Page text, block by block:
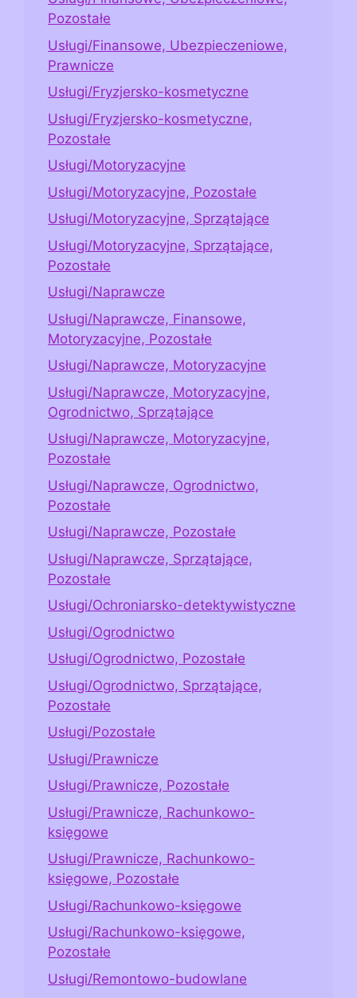
Pozostałe
Usługi/Finansowe, Ubezpieczeniowe,
Prawnicze
Usługi/Fryzjersko-kosmetyczne
Usługi/Fryzjersko-kosmetyczne,
Pozostałe
Usługi/Motoryzacyjne
Usługi/Motoryzacyjne, Pozostałe
Usługi/Motoryzacyjne, Sprzątające
Usługi/Motoryzacyjne, Sprzątające,
Pozostałe
Usługi/Naprawcze
Usługi/Naprawcze, Finansowe,
Motoryzacyjne, Pozostałe
Usługi/Naprawcze, Motoryzacyjne
Usługi/Naprawcze, Motoryzacyjne,
Ogrodnictwo, Sprzątające
Usługi/Naprawcze, Motoryzacyjne,
Pozostałe
Usługi/Naprawcze, Ogrodnictwo,
Pozostałe
Usługi/Naprawcze, Pozostałe
Usługi/Naprawcze, Sprzątające,
Pozostałe
Usługi/Ochroniarsko-detektywistyczne
Usługi/Ogrodnictwo
Usługi/Ogrodnictwo, Pozostałe
Usługi/Ogrodnictwo, Sprzątające,
Pozostałe
Usługi/Pozostałe
Usługi/Prawnicze
Usługi/Prawnicze, Pozostałe
Usługi/Prawnicze, Rachunkowo-
księgowe
Usługi/Prawnicze, Rachunkowo-
księgowe, Pozostałe
Usługi/Rachunkowo-księgowe
Usługi/Rachunkowo-księgowe,
Pozostałe
Usługi/Remontowo-budowlane